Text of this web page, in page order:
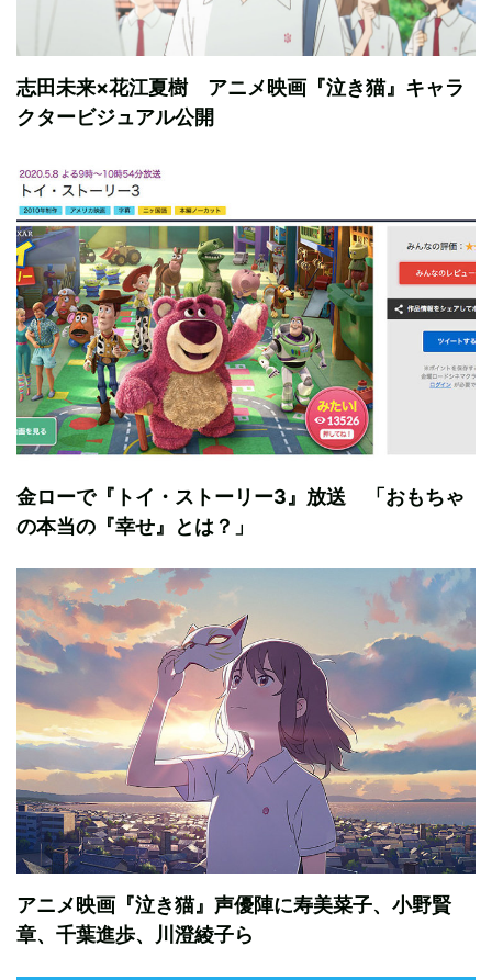
志田未来×花江夏樹 アニメ映画『泣き猫』キャラ
クタービジュアル公開
金ローで『トイ・ストーリー3』放送 「おもちゃ
の本当の『幸せ』とは？」
アニメ映画『泣き猫』声優陣に寿美菜子、小野賢
章、千葉進歩、川澄綾子ら